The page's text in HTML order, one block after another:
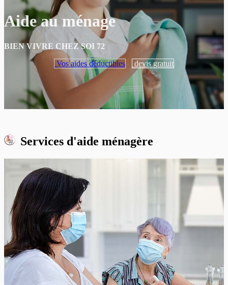
Aide au ménage
BIEN VIVRE CHEZ SOI 72
Vos aides déductibles
devis gratuit
Services d'aide ménagère